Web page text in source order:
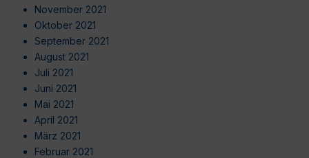
November 2021
Oktober 2021
September 2021
August 2021
Juli 2021
Juni 2021
Mai 2021
April 2021
März 2021
Februar 2021